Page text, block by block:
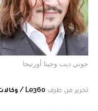
جوني ديب وجينا أورتيجا
تحرير من طرف Le360 / وكالات